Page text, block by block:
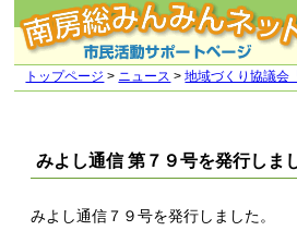
トップページ > ニュース >地域づくり協議会
みよし通信 第７９号を発行しま
みよし通信７９号を発行しました。